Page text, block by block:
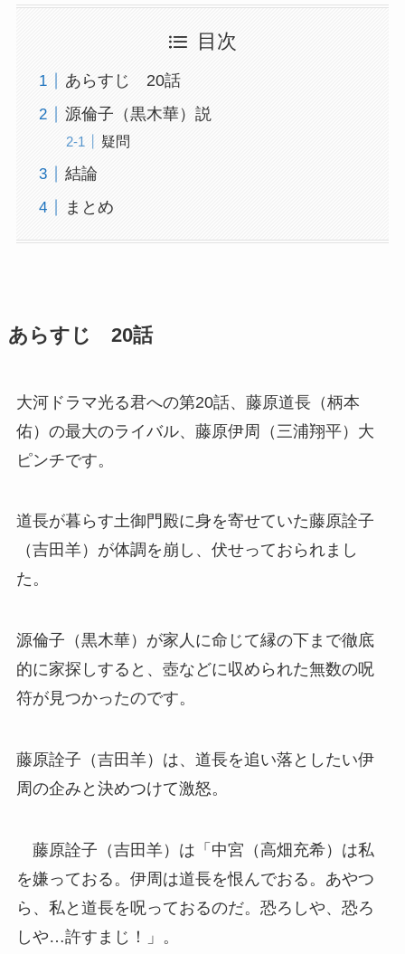
目次
あらすじ 20話
源倫子（黒木華）説
疑問
結論
まとめ
あらすじ 20話
大河ドラマ光る君への第20話、藤原道長（柄本
佑）の最大のライバル、藤原伊周（三浦翔平）大
ピンチです。
道長が暮らす土御門殿に身を寄せていた藤原詮子
（吉田羊）が体調を崩し、伏せっておられまし
た。
源倫子（黒木華）が家人に命じて縁の下まで徹底
的に家探しすると、壺などに収められた無数の呪
符が見つかったのです。
藤原詮子（吉田羊）は、道長を追い落としたい伊
周の企みと決めつけて激怒。
藤原詮子（吉田羊）は「中宮（高畑充希）は私
を嫌っておる。伊周は道長を恨んでおる。あやつ
ら、私と道長を呪っておるのだ。恐ろしや、恐ろ
しや…許すまじ！」。